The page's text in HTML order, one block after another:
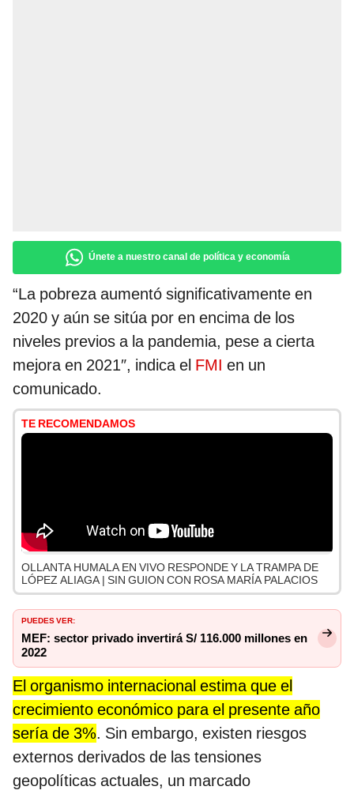
Únete a nuestro canal de política y economía
“La pobreza aumentó significativamente en
2020 y aún se sitúa por en encima de los
niveles previos a la pandemia, pese a cierta
mejora en 2021″, indica el FMI en un
comunicado.
TE RECOMENDAMOS
OLLANTA HUMALA EN VIVO RESPONDE Y LA TRAMPA DE
LÓPEZ ALIAGA | SIN GUION CON ROSA MARÍA PALACIOS
PUEDES VER:
MEF: sector privado invertirá S/ 116.000 millones en
2022
El organismo internacional estima que el
crecimiento económico para el presente año
sería de 3%. Sin embargo, existen riesgos
externos derivados de las tensiones
geopolíticas actuales, un marcado